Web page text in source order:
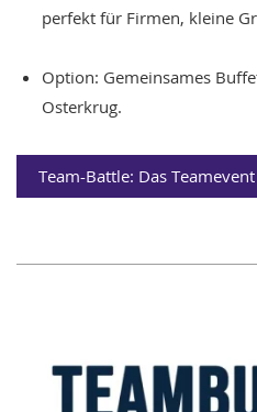
perfekt für Firmen, kleine
Option: Gemeinsames
Osterkrug.
Team-Battle: Das